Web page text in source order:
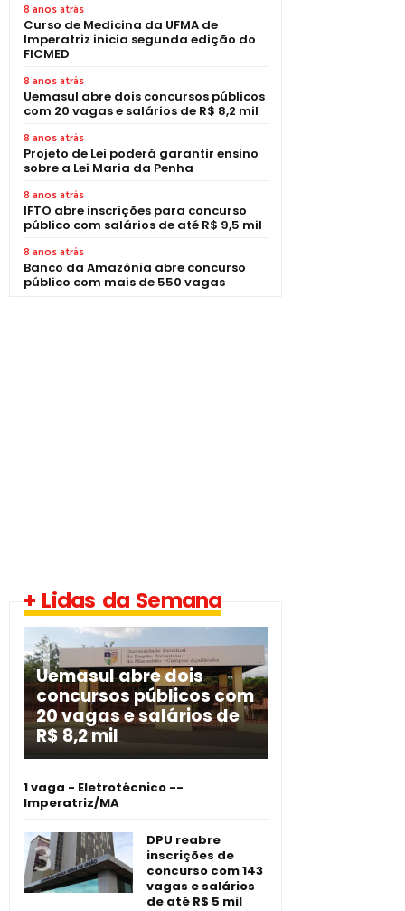
8 anos atrás
Curso de Medicina da UFMA de
Imperatriz inicia segunda edição do
FICMED
8 anos atrás
Uemasul abre dois concursos públicos
com 20 vagas e salários de R$ 8,2 mil
8 anos atrás
Projeto de Lei poderá garantir ensino
sobre a Lei Maria da Penha
8 anos atrás
IFTO abre inscrições para concurso
público com salários de até R$ 9,5 mil
8 anos atrás
Banco da Amazônia abre concurso
público com mais de 550 vagas
+ Lidas da Semana
Uemasul abre dois
concursos públicos com
20 vagas e salários de
R$ 8,2 mil
1 vaga - Eletrotécnico -­
Imperatriz/MA
DPU reabre
inscrições de
concurso com 143
vagas e salários
de até R$ 5 mil